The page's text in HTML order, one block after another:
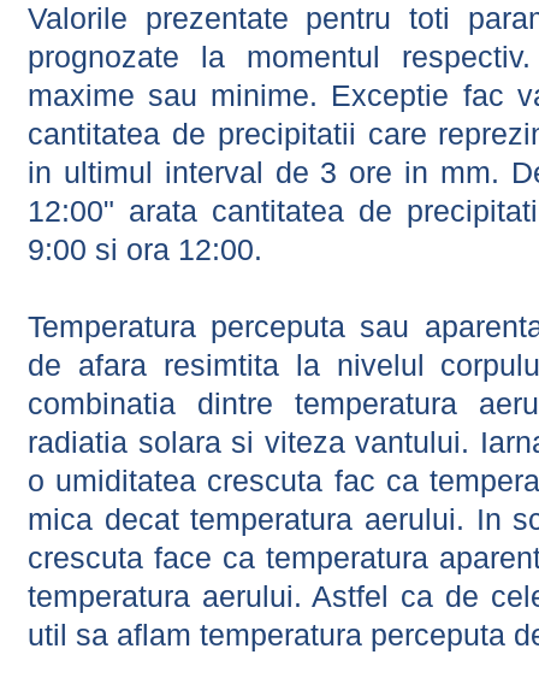
Valorile prezentate pentru toti
prognozate la momentul
maxime sau minime. Exceptie fac
cantitatea de precipitatii care
in ultimul interval de 3 ore in mm.
12:00" arata cantitatea de
9:00 si ora 12:00.
Temperatura perceputa sau
de afara resimtita la nivelul
combinatia dintre temperatura
radiatia solara si viteza vantului.
o umiditatea crescuta fac ca
mica decat temperatura aerului. In
crescuta face ca temperatura
temperatura aerului. Astfel ca de
util sa aflam temperatura perceputa